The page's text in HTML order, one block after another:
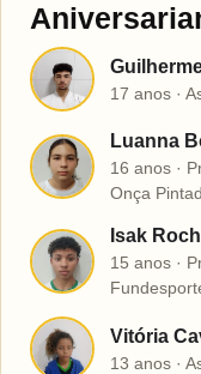
G 17 anos ·
L
Luanna
16 anos ·
Onça
I
Isak
15 anos ·
V Vitória
13 anos ·